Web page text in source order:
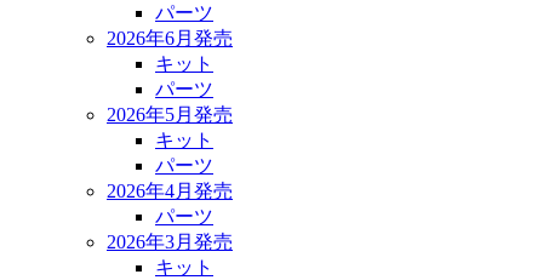
パーツ
2026年6月発売
キット
パーツ
2026年5月発売
キット
パーツ
2026年4月発売
パーツ
2026年3月発売
キット